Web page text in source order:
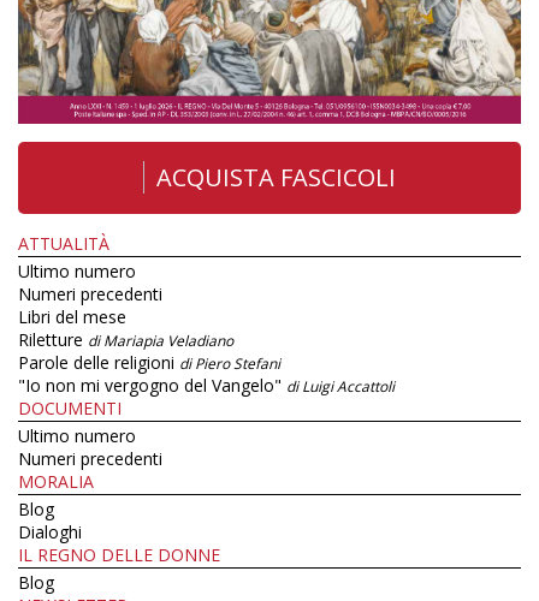
ACQUISTA FASCICOLI
ATTUALITÀ
Ultimo numero
Numeri precedenti
Libri del mese
Riletture di Mariapia Veladiano
Parole delle religioni di Piero Stefani
"Io non mi vergogno del Vangelo" di Luigi Accattoli
DOCUMENTI
Ultimo numero
Numeri precedenti
MORALIA
Blog
Dialoghi
IL REGNO DELLE DONNE
Blog